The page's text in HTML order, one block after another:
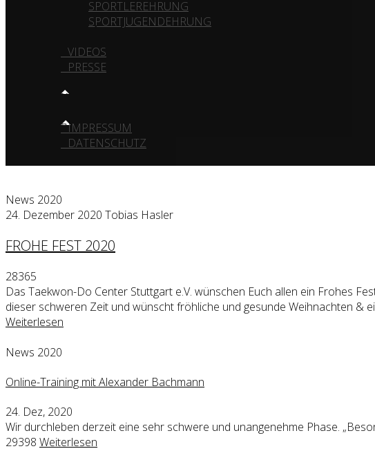
SPORTLEREHRUNG
SPORTJUGENDEHRUNG
VIDEOS
PRESSE
KONTAKT
IMPRESSUM
DATENSCHUTZ
News 2020
24. Dezember 2020 Tobias Hasler
FROHE FEST 2020
28365
Das Taekwon-Do Center Stuttgart e.V. wünschen Euch allen ein Frohes
dieser schweren Zeit und wünscht fröhliche und gesunde Weihnachten &
Weiterlesen
News 2020
Online-Training mit Alexander Bachmann
24. Dez, 2020
Wir durchleben derzeit eine sehr schwere und unangenehme Phase.
29398 Weiterlesen